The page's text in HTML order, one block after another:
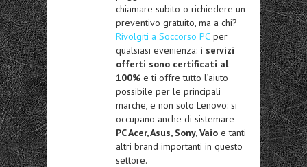
chiamare subito o richiedere un
preventivo gratuito, ma a chi?
Rivolgiti a Soccorso PC per
qualsiasi evenienza: i servizi
offerti sono certificati al
100% e ti offre tutto l’aiuto
possibile per le principali
marche, e non solo Lenovo: si
occupano anche di sistemare
PC Acer, Asus, Sony, Vaio e tanti
altri brand importanti in questo
settore.